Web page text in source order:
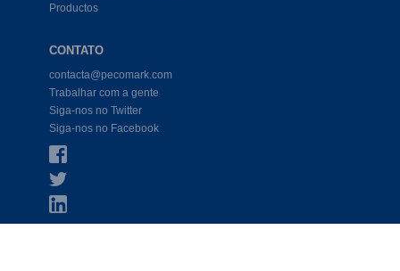
Productos
CONTATO
contacta@pecomark.com
Trabalhar com a gente
Siga-nos no Twitter
Siga-nos no Facebook